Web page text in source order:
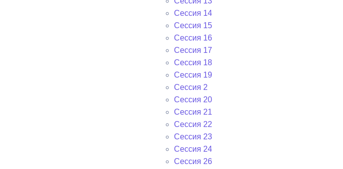
Сессия 14
Сессия 15
Сессия 16
Сессия 17
Сессия 18
Сессия 19
Сессия 2
Сессия 20
Сессия 21
Сессия 22
Сессия 23
Сессия 24
Сессия 26